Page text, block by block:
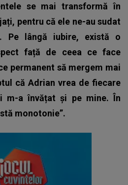
se mai transformă în
pentru că ele ne-au sudat
Pe lângă iubire, există o
față de ceea ce face
permanent să mergem mai
că Adrian vrea de fiecare
m-a învățat și pe mine. În
monotonie”.